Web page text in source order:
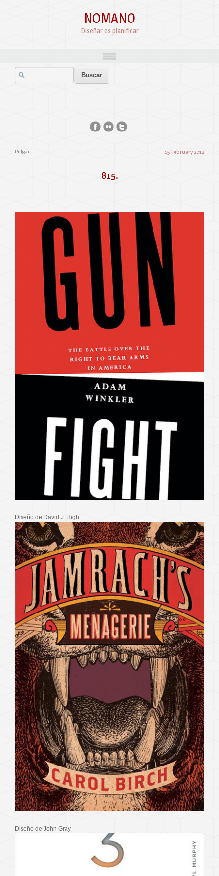
NOMANO
Diseñar es planificar
Pulgar 15 February 2012
815.
Diseño de David J. High
Diseño de John Gray